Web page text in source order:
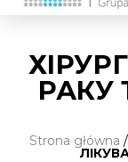
РАКУ
Strona główna /